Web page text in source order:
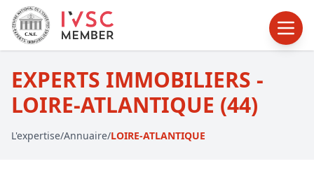
EXPERTS IMMOBILIERS -
LOIRE-ATLANTIQUE (44)
L'expertise/Annuaire/LOIRE-ATLANTIQUE